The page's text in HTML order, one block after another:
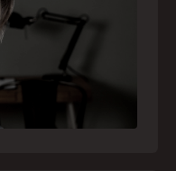
episódios de
urgências